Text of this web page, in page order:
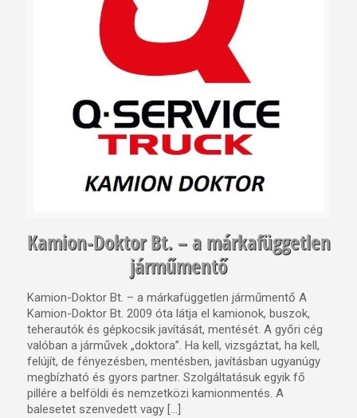
Kamion-Doktor Bt. – a márkafüggetlen
járműmentő
Kamion-Doktor Bt. – a márkafüggetlen járműmentő A
Kamion-Doktor Bt. 2009 óta látja el kamionok, buszok,
teherautók és gépkocsik javítását, mentését. A győri cég
valóban a járművek „doktora”. Ha kell, vizsgáztat, ha kell,
felújít, de fényezésben, mentésben, javításban ugyanúgy
megbízható és gyors partner. Szolgáltatásuk egyik fő
pillére a belföldi és nemzetközi kamionmentés. A
balesetet szenvedett vagy […]